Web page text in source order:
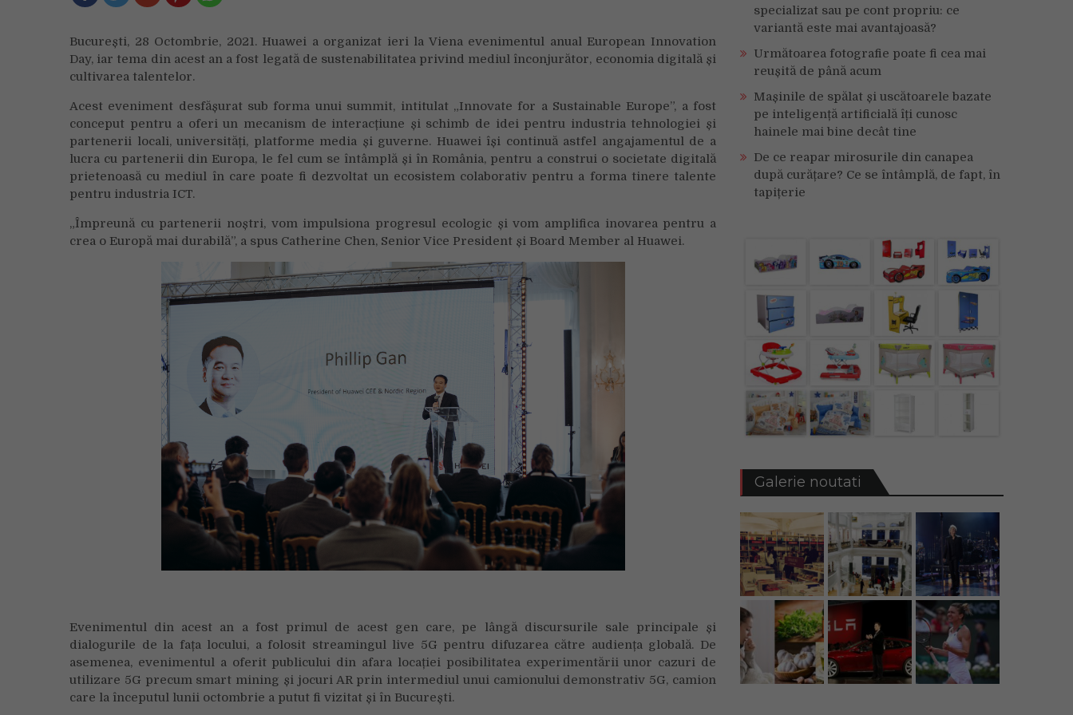
eveniment
care
pe
harta
inovațiilor
București, 28 Octombrie, 2021. Huawei a organizat ieri la Viena evenimentul anual European Innovation
Day, iar tema din acest an a fost legată de sustenabilitatea privind mediul înconjurător, economia digitală și
cultivarea talentelor.
Acest eveniment desfășurat sub forma unui summit, intitulat „Innovate for a Sustainable Europe”, a fost
conceput pentru a oferi un mecanism de interacțiune și schimb de idei pentru industria tehnologiei și
partenerii locali, universități, platforme media și guverne. Huawei își continuă astfel angajamentul de a
lucra cu partenerii din Europa, le fel cum se întâmplă și în România, pentru a construi o societate digitală
prietenoasă cu mediul în care poate fi dezvoltat un ecosistem colaborativ pentru a forma tinere talente
pentru industria ICT.
„Împreună cu partenerii noștri, vom impulsiona progresul ecologic și vom amplifica inovarea pentru a
crea o Europă mai durabilă”, a spus Catherine Chen, Senior Vice President și Board Member al Huawei.
Evenimentul din acest an a fost primul de acest gen care, pe lângă discursurile sale principale și
dialogurile de la fața locului, a folosit streamingul live 5G pentru difuzarea către audiența globală. De
asemenea, evenimentul a oferit publicului din afara locației posibilitatea experimentării unor cazuri de
utilizare 5G precum smart mining și jocuri AR prin intermediul unui camionului demonstrativ 5G, camion
care la începutul lunii octombrie a putut fi vizitat și în București.
specializat sau pe cont propriu: ce
variantă este mai avantajoasă?
Următoarea fotografie poate fi cea mai
reușită de până acum
Mașinile de spălat și uscătoarele bazate
pe inteligență artificială îți cunosc
hainele mai bine decât tine
De ce reapar mirosurile din canapea
după curățare? Ce se întâmplă, de fapt, în
tapițerie
Galerie noutati